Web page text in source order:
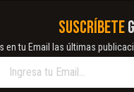
SUSCRÍBETE
en tu Email las últimas